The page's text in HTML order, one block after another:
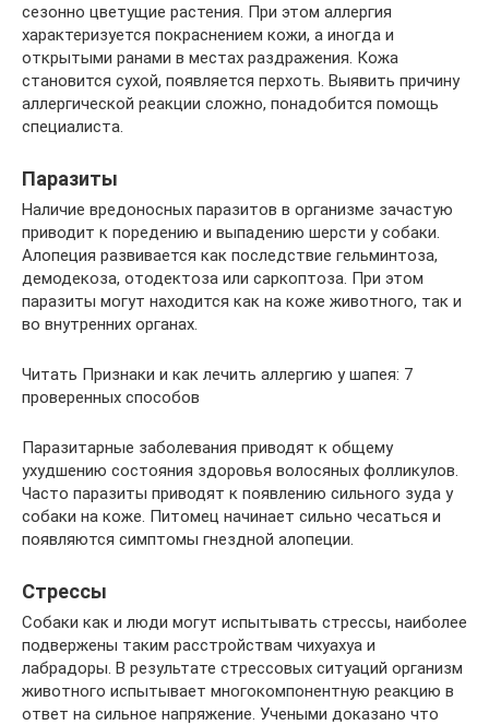
сезонно цветущие растения. При этом аллергия
характеризуется покраснением кожи, а иногда и
открытыми ранами в местах раздражения. Кожа
становится сухой, появляется перхоть. Выявить причину
аллергической реакции сложно, понадобится помощь
специалиста.
Паразиты
Наличие вредоносных паразитов в организме зачастую
приводит к поредению и выпадению шерсти у собаки.
Алопеция развивается как последствие гельминтоза,
демодекоза, отодектоза или саркоптоза. При этом
паразиты могут находится как на коже животного, так и
во внутренних органах.
Читать Признаки и как лечить аллергию у шапея: 7
проверенных способов
Паразитарные заболевания приводят к общему
ухудшению состояния здоровья волосяных фолликулов.
Часто паразиты приводят к появлению сильного зуда у
собаки на коже. Питомец начинает сильно чесаться и
появляются симптомы гнездной алопеции.
Стрессы
Собаки как и люди могут испытывать стрессы, наиболее
подвержены таким расстройствам чихуахуа и
лабрадоры. В результате стрессовых ситуаций организм
животного испытывает многокомпонентную реакцию в
ответ на сильное напряжение. Учеными доказано что